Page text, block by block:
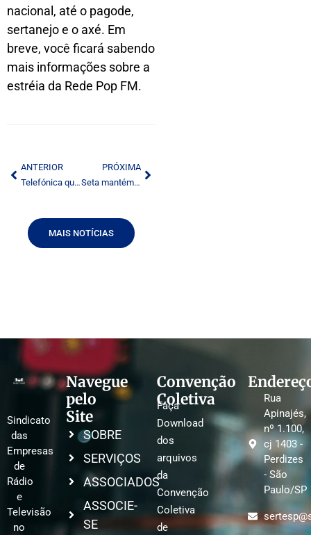
nacional, até o pagode,
sertanejo e o axé. Em
breve, você ficará sabendo
mais informações sobre a
estréia da Rede Pop FM.
ANTERIOR
Telefónica quer acordo com provedores de conteúdo
PRÓXIMA
Seta mantém Annenberg na presidência
MAIS NOTÍCIAS
Sindicato
das
Empresas
de
Rádio
e
Televisão
no
Navegue
pelo
Site
SOBRE
SERVIÇOS
ASSOCIADOS
ASSOCIE-
SE
Convenção
Coletiva
Faça
Download
dos
arquivos
da
Convenção
Coletiva
de
Rua
Apinajés,
nº 1.100,
cj 1403 -
Perdizes
- São
Paulo/SP